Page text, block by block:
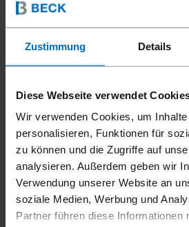
Zustimmung Details
Diese Webseite verwendet
Wir verwenden Cookies, um
personalisieren, Funktionen für
zu können und die Zugriffe auf
analysieren. Außerdem geben wir
Verwendung unserer Website an
soziale Medien, Werbung und
Partner führen diese Informationen
LAND
PLZ
IHRE NACHRICHT